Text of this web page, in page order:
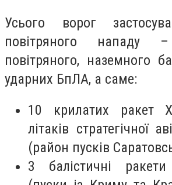
Усього ворог
повітряного
повітряного, наземного
ударних БпЛА, а саме:
10 крилатих ракет
літаків стратегічної
(район пусків
3 балістичні